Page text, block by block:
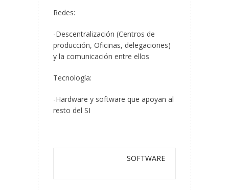
Redes:
-Descentralización (Centros de
producción, Oficinas, delegaciones)
y la comunicación entre ellos
Tecnología:
-Hardware y software que apoyan al
resto del SI
SOFTWARE